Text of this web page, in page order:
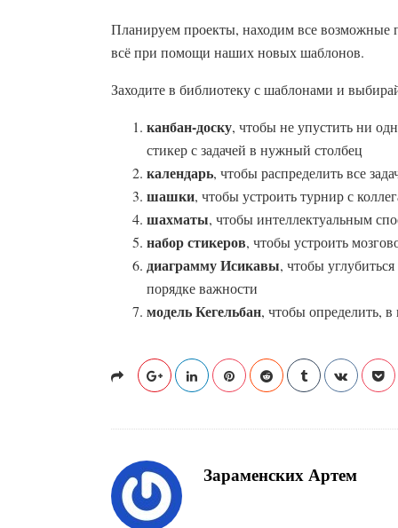
Планируем проекты, находим все
всё при помощи наших новых шаблонов.
Заходите в библиотеку с шаблонами и
канбан-доску, чтобы не упустить ни
стикер с задачей в нужный столбец
календарь, чтобы распределить все
шашки, чтобы устроить турнир с
шахматы, чтобы интеллектуальным
набор стикеров, чтобы устроить
диаграмму Исикавы, чтобы
порядке важности
модель Кегельбан, чтобы определить, в
Зараменских Артем